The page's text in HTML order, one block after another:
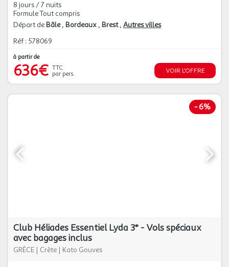
8 jours / 7 nuits
Formule Tout compris
Départ de Bâle Bordeaux Brest Autres villes
Réf : 578069
à partir de
636€ TTC
par pers.
VOIR L'OFFRE
-6%
Club Héliades Essentiel Lyda 3* - Vols spéciaux
avec bagages inclus
GRÈCE | Crète | Kato Gouves